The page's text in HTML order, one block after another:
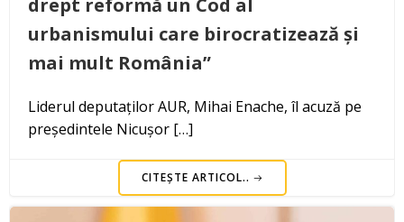
urbanismului care birocratizează și
mai mult România”
Liderul deputaților AUR, Mihai Enache, îl acuză pe
președintele Nicușor […]
CITEȘTE ARTICOL..